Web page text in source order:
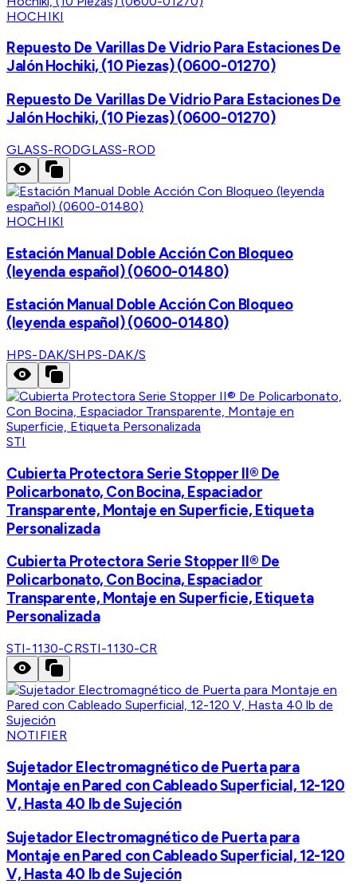
HOCHIKI
Repuesto De Varillas De Vidrio Para Estaciones De
Jalón Hochiki, (10 Piezas) (0600-01270)
Repuesto De Varillas De Vidrio Para Estaciones De
Jalón Hochiki, (10 Piezas) (0600-01270)
GLASS-RODGLASS-ROD
HOCHIKI
Estación Manual Doble Acción Con Bloqueo
(leyenda español) (0600-01480)
Estación Manual Doble Acción Con Bloqueo
(leyenda español) (0600-01480)
HPS-DAK/SHPS-DAK/S
STI
Cubierta Protectora Serie Stopper II® De
Policarbonato, Con Bocina, Espaciador
Transparente, Montaje en Superficie, Etiqueta
Personalizada
Cubierta Protectora Serie Stopper II® De
Policarbonato, Con Bocina, Espaciador
Transparente, Montaje en Superficie, Etiqueta
Personalizada
STI-1130-CRSTI-1130-CR
NOTIFIER
Sujetador Electromagnético de Puerta para
Montaje en Pared con Cableado Superficial, 12-120
V, Hasta 40 lb de Sujeción
Sujetador Electromagnético de Puerta para
Montaje en Pared con Cableado Superficial, 12-120
V, Hasta 40 lb de Sujeción